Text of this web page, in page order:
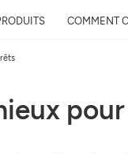
COMMENT